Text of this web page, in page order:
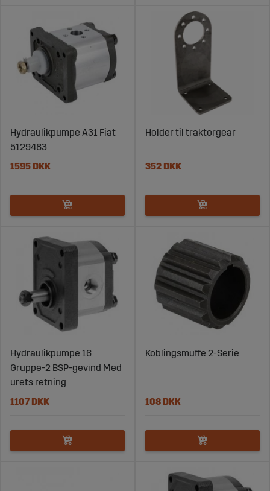
Hydraulikpumpe A31 Fiat
5129483
1595 DKK
Holder til traktorgear
352 DKK
Hydraulikpumpe 16
Gruppe-2 BSP-gevind Med
urets retning
1107 DKK
Koblingsmuffe 2-Serie
108 DKK